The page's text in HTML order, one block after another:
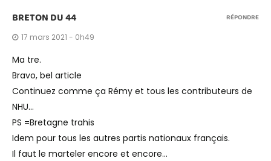
BRETON DU 44
17 mars 2021 - 0h49
Ma tre.
Bravo, bel article
Continuez comme ça Rémy et tous les contributeurs de
NHU…
PS =Bretagne trahis
Idem pour tous les autres partis nationaux français.
Il faut le marteler encore et encore…
RÉPONDRE